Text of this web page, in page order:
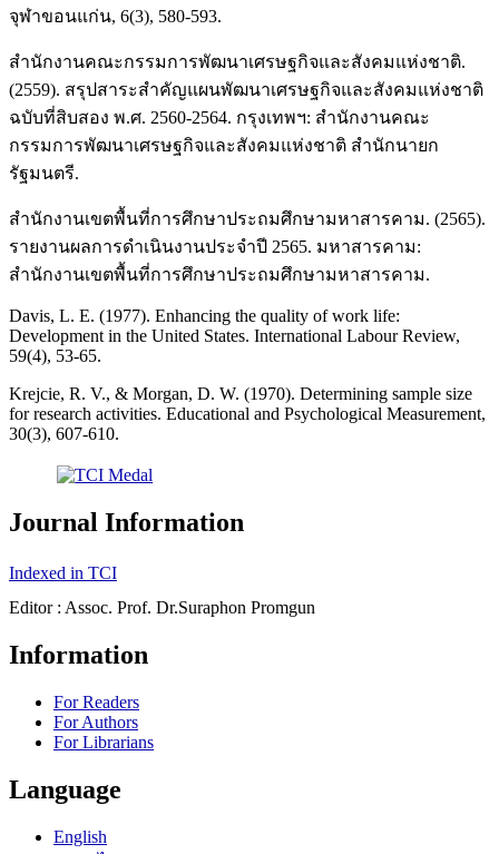
จุฬาขอนแก่น, 6(3), 580-593.
สำนักงานคณะกรรมการพัฒนาเศรษฐกิจและสังคมแห่งชาติ.
(2559). สรุปสาระสำคัญแผนพัฒนาเศรษฐกิจและสังคมแห่งชาติ
ฉบับที่สิบสอง พ.ศ. 2560-2564. กรุงเทพฯ: สำนักงานคณะ
กรรมการพัฒนาเศรษฐกิจและสังคมแห่งชาติ สำนักนายก
รัฐมนตรี.
สำนักงานเขตพื้นที่การศึกษาประถมศึกษามหาสารคาม. (2565).
รายงานผลการดำเนินงานประจำปี 2565. มหาสารคาม:
สำนักงานเขตพื้นที่การศึกษาประถมศึกษามหาสารคาม.
Davis, L. E. (1977). Enhancing the quality of work life:
Development in the United States. International Labour Review,
59(4), 53-65.
Krejcie, R. V., & Morgan, D. W. (1970). Determining sample size
for research activities. Educational and Psychological Measurement,
30(3), 607-610.
Journal Information
Indexed in TCI
Editor : Assoc. Prof. Dr.Suraphon Promgun
Information
For Readers
For Authors
For Librarians
Language
English